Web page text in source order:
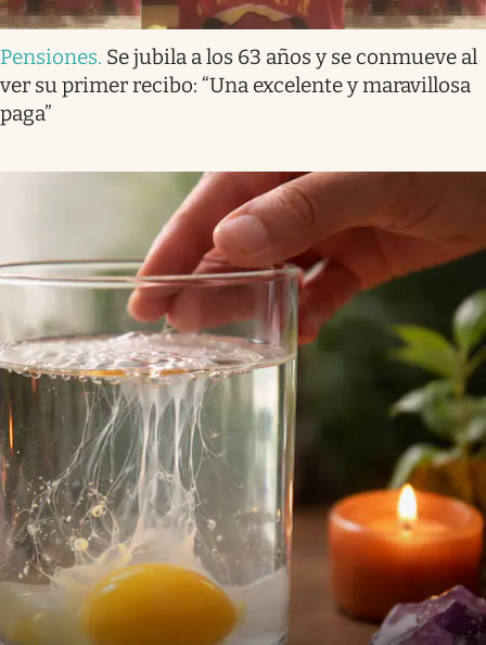
Pensiones. Se jubila a los 63 años y se conmueve al
ver su primer recibo: “Una excelente y maravillosa
paga”